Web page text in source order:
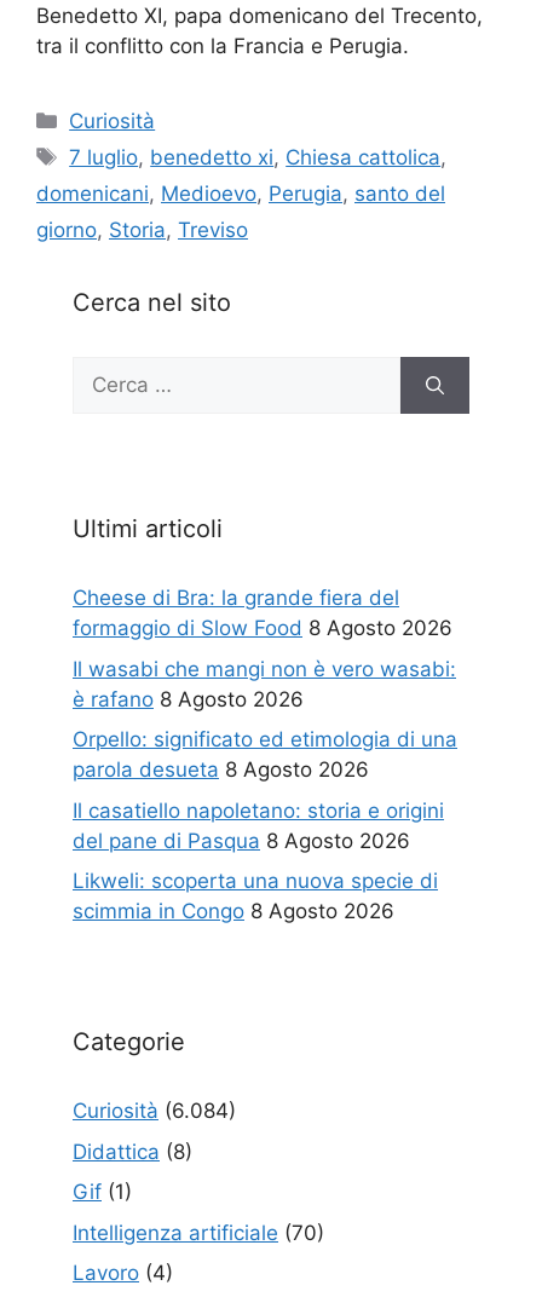
Benedetto XI, papa domenicano del Trecento,
tra il conflitto con la Francia e Perugia.
Categorie
Curiosità
Tag
7 luglio, benedetto xi, Chiesa cattolica,
domenicani, Medioevo, Perugia, santo del
giorno, Storia, Treviso
Cerca nel sito
Ricerca
Ultimi articoli
Cheese di Bra: la grande fiera del
formaggio di Slow Food 8 Agosto 2026
Il wasabi che mangi non è vero wasabi:
è rafano 8 Agosto 2026
Orpello: significato ed etimologia di una
parola desueta 8 Agosto 2026
Il casatiello napoletano: storia e origini
del pane di Pasqua 8 Agosto 2026
Likweli: scoperta una nuova specie di
scimmia in Congo 8 Agosto 2026
Categorie
Curiosità (6.084)
Didattica (8)
Gif (1)
Intelligenza artificiale (70)
Lavoro (4)